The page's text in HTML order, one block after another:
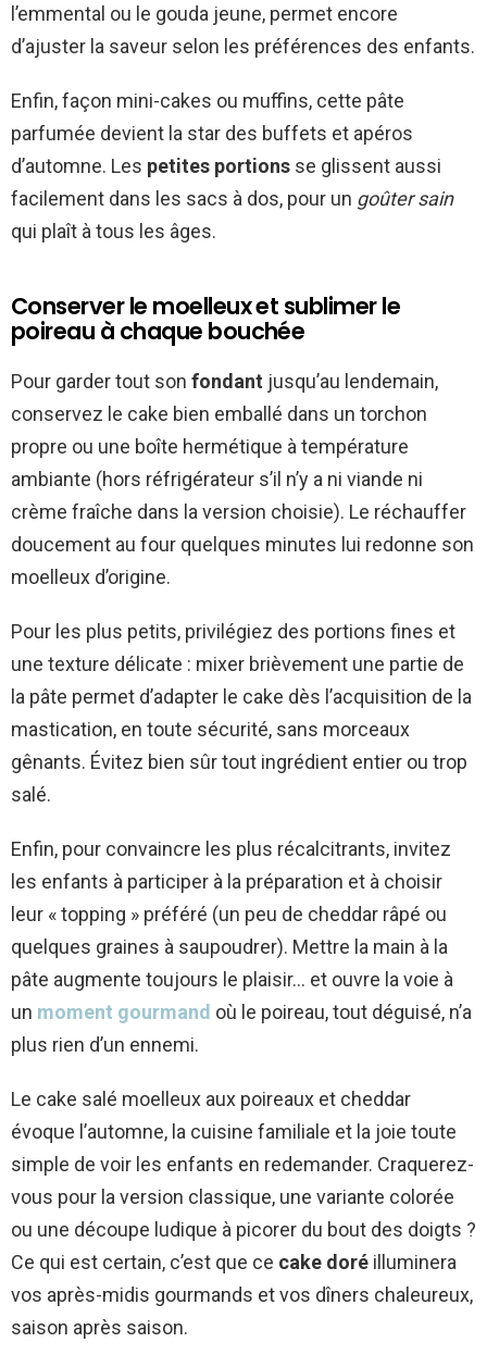
l’emmental ou le gouda jeune, permet encore
d’ajuster la saveur selon les préférences des enfants.
Enfin, façon mini-cakes ou muffins, cette pâte
parfumée devient la star des buffets et apéros
d’automne. Les petites portions se glissent aussi
facilement dans les sacs à dos, pour un goûter sain
qui plaît à tous les âges.
Conserver le moelleux et sublimer le
poireau à chaque bouchée
Pour garder tout son fondant jusqu’au lendemain,
conservez le cake bien emballé dans un torchon
propre ou une boîte hermétique à température
ambiante (hors réfrigérateur s’il n’y a ni viande ni
crème fraîche dans la version choisie). Le réchauffer
doucement au four quelques minutes lui redonne son
moelleux d’origine.
Pour les plus petits, privilégiez des portions fines et
une texture délicate : mixer brièvement une partie de
la pâte permet d’adapter le cake dès l’acquisition de la
mastication, en toute sécurité, sans morceaux
gênants. Évitez bien sûr tout ingrédient entier ou trop
salé.
Enfin, pour convaincre les plus récalcitrants, invitez
les enfants à participer à la préparation et à choisir
leur « topping » préféré (un peu de cheddar râpé ou
quelques graines à saupoudrer). Mettre la main à la
pâte augmente toujours le plaisir… et ouvre la voie à
un moment gourmand où le poireau, tout déguisé, n’a
plus rien d’un ennemi.
Le cake salé moelleux aux poireaux et cheddar
évoque l’automne, la cuisine familiale et la joie toute
simple de voir les enfants en redemander. Craquerez-
vous pour la version classique, une variante colorée
ou une découpe ludique à picorer du bout des doigts ?
Ce qui est certain, c’est que ce cake doré illuminera
vos après-midis gourmands et vos dîners chaleureux,
saison après saison.